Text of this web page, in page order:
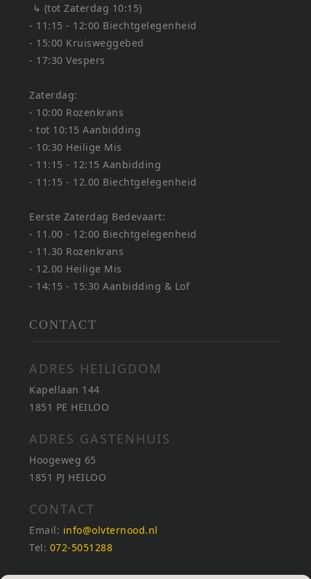
↳ (tot Zaterdag 10:15)
- 11:15 - 12:00 Biechtgelegenheid
- 15:00 Kruisweggebed
- 17:30 Vespers
Zaterdag:
- 10:00 Rozenkrans
- tot 10:15 Aanbidding
- 10:30 Heilige Mis
- 11:15 - 12:15 Aanbidding
- 11:15 - 12.00 Biechtgelegenheid
Eerste Zaterdag Bedevaart:
- 11.00 - 12:00 Biechtgelegenheid
- 11.30 Rozenkrans
- 12.00 Heilige Mis
- 14:15 - 15:30 Aanbidding & Lof
CONTACT
ADRES HEILIGDOM
Kapellaan 144
1851 PE HEILOO
ADRES GASTENHUIS
Hoogeweg 65
1851 PJ HEILOO
CONTACT
Email: info@olvternood.nl
Tel: 072-5051288